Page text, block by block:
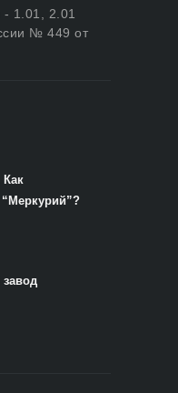
1.01, 2.01
№ 449 от